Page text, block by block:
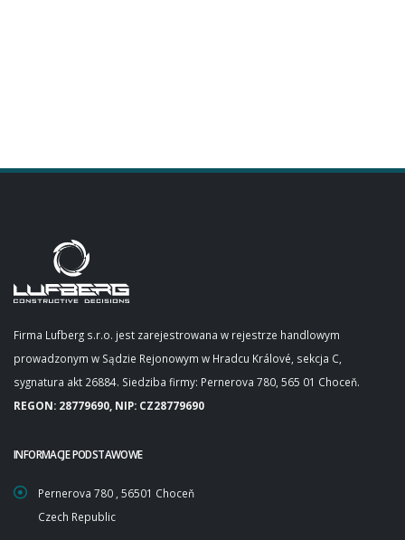
Firma Lufberg s.r.o. jest zarejestrowana w rejestrze handlowym
prowadzonym w Sądzie Rejonowym w Hradcu Králové, sekcja C,
sygnatura akt 26884. Siedziba firmy: Pernerova 780, 565 01 Choceň.
REGON: 28779690, NIP: CZ28779690
INFORMACJE PODSTAWOWE
Pernerova 780 , 56501 Choceň
Czech Republic